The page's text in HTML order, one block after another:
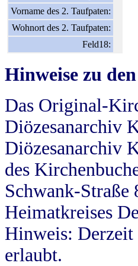
Vorname des 2. Taufpaten:
Wohnort des 2. Taufpaten:
Feld18:
Hinweise zu
Das Original-
Diözesanarchiv
Diözesanarchiv
des
Schwank-
Heimatkreises
Hinweis: Derzeit
erlaubt.